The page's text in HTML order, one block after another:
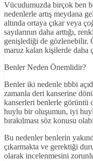
Vücudumuzda birçok ben
nedenlerle artış meydana
altında ortaya çıkar veya
sayılarının daha arttığı,
genişlediği de gözlenebilir.
maruz kalan kişilerde daha
Benler Neden Önemlidir?
Benler iki nedenle tıbbi
zamanla deri kanserine
kanserleri benlerle görüntü
huylu bir oluşumun, iyi
bırakılması söz konusu
Bu nedenler benlerin
çıkarmakta ve gerektiği
olarak incelenmesini